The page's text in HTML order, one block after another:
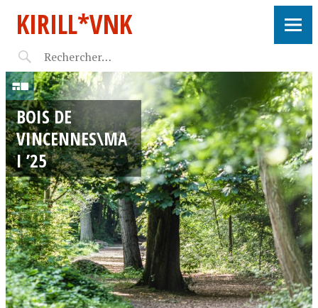
KIRILL*VNK
2
9
/
0
5
/
2
0
2
5
BOIS DE
VINCENNES\MA
I ’25